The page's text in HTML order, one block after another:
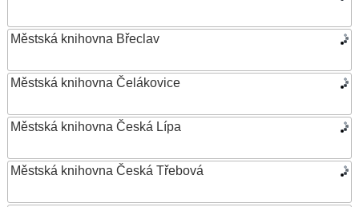
Městská knihovna Břeclav
Městská knihovna Čelákovice
Městská knihovna Česká Lípa
Městská knihovna Česká Třebová